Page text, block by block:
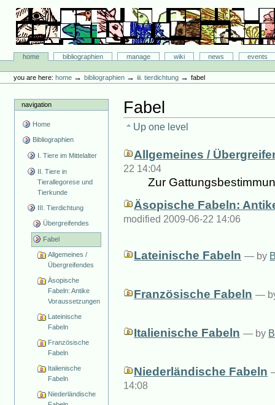
content.
navigation
Bibliographie-Portal
Sectionshome bibliographien manage wiki news
events
tools
you are here: home →bibliographien →iii. tierdichtung →fabel
navigation
Home
Bibliographien
I. Tiere im Mittelalter
II. Tiere in
Tierallegorese und
Tierkunde
III. Tierdichtung
Übergreifendes
Fabel
Allgemeines /
Übergreifendes
Äsopische
Fabeln: Antike
Voraussetzungen
Lateinische
Fabeln
Französische
Fabeln
Italienische
Fabeln
Niederländische
Fabel
Up one level
Allgemeines /
22 14:04
Zur
Äsopische Fabeln:
modified 2009-06-22 14:06
Lateinische Fabeln — by
Französische Fabeln —
Italienische Fabeln — by
Niederländische Fabeln
14:08